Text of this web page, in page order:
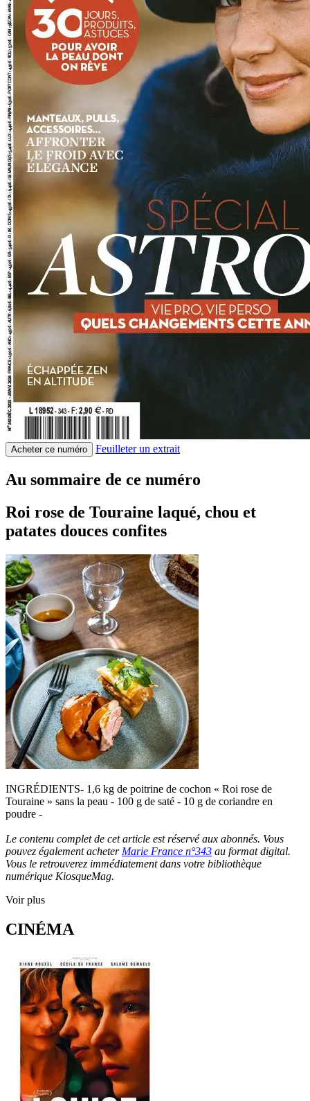
Acheter ce numéro Feuilleter un extrait
Au sommaire de ce numéro
Roi rose de Touraine laqué, chou et
patates douces confites
INGRÉDIENTS- 1,6 kg de poitrine de cochon « Roi rose de
Touraine » sans la peau - 100 g de saté - 10 g de coriandre en
poudre -
Le contenu complet de cet article est réservé aux abonnés. Vous
pouvez également acheter Marie France n°343 au format digital.
Vous le retrouverez immédiatement dans votre bibliothèque
numérique KiosqueMag.
Voir plus
CINÉMA